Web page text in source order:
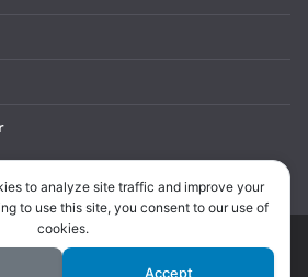
In Belgium. All rights reserved.
to analyze site traffic and improve your
to use this site, you consent to our use of
cookies.
Accept